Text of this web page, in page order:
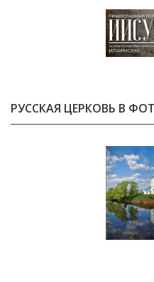
РУССКАЯ ЦЕРКОВЬ В